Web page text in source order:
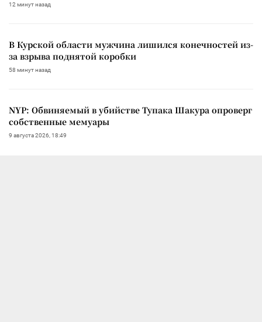
12 минут назад
В Курской области мужчина лишился конечностей из-
за взрыва поднятой коробки
58 минут назад
NYP: Обвиняемый в убийстве Тупака Шакура опроверг
собственные мемуары
9 августа 2026, 18:49